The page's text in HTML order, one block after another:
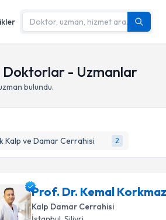
Doktorlar - Uzmanlar
bulundu.
Kalp ve Damar Cerrahisi 2
Prof. Dr. Kemal Korkmaz
Kalp Damar Cerrahisi